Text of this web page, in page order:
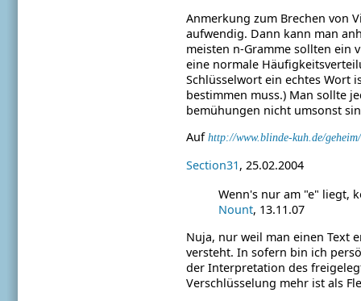
Anmerkung zum Brechen von
aufwendig. Dann kann man
meisten n-Gramme sollten ein
eine normale
Schlüsselwort ein echtes Wort
bestimmen muss.) Man sollte
bemühungen nicht umsonst
Aufhttp://www.blinde-kuh.de/
Section31, 25.02.2004
Wenn's nur am "e" liegt,
Nount, 13.11.07
Nuja, nur weil man einen Text
versteht. In sofern bin ich
der Interpretation des
Verschlüsselung mehr ist als